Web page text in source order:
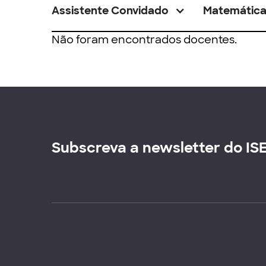
Assistente Convidado Matemática
Não foram encontrados docentes.
Subscreva a newsletter do